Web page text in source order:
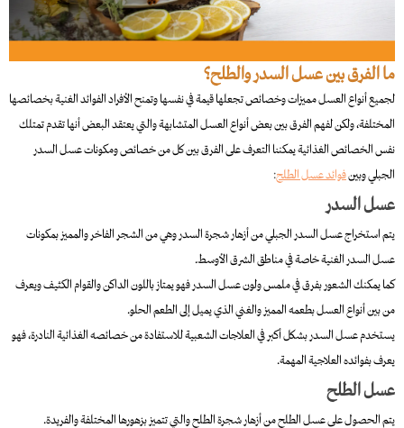
ما الفرق بين عسل السدر والطلح؟
لجميع أنواع العسل مميزات وخصائص تجعلها قيمة في نفسها وتمنح الأفراد الفوائد الغنية بخصائصها
المختلفة، ولكن لفهم الفرق بين بعض أنواع العسل المتشابهة والتي يعتقد البعض أنها تقدم تمتلك
نفس الخصائص الغذائية يمكننا التعرف على الفرق بين كل من خصائص ومكونات عسل السدر
الجبلي وبينفوائد عسل الطلح:
عسل السدر
يتم استخراج عسل السدر الجبلي من أزهار شجرة السدر وهي من الشجر الفاخر والمميز بمكونات
عسل السدر الغنية خاصة في مناطق الشرق الأوسط.
كما يمكنك الشعور بفرق في ملمس ولون عسل السدر فهو يمتاز باللون الداكن والقوام الكثيف ويعرف
من بين أنواع العسل بطعمه المميز والغني الذي يميل إلى الطعم الحلو.
يستخدم عسل السدر بشكل أكبر في العلاجات الشعبية للاستفادة من خصائصه الغذائية النادرة، فهو
يعرف بفوائده العلاجية المهمة.
عسل الطلح
يتم الحصول على عسل الطلح من أزهار شجرة الطلح والتي تتميز بزهورها المختلفة والفريدة.